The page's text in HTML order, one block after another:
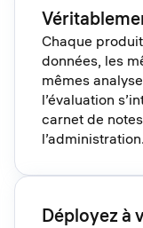
Chaque
données, les
mêmes
l’évaluation
carnet de
l’administration.
Déployez à